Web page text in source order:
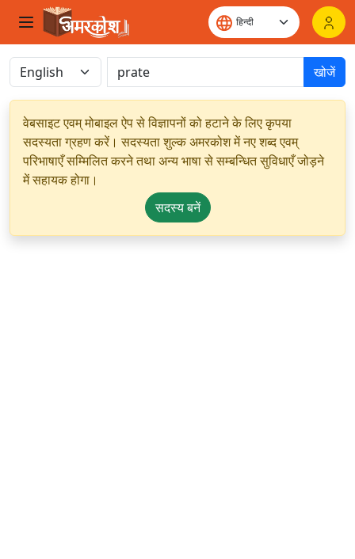
खोजें
वेबसाइट एवम् मोबाइल ऐप से विज्ञापनों को हटाने के लिए कृपया
सदस्यता ग्रहण करें। सदस्यता शुल्क अमरकोश में नए शब्द एवम्
परिभाषाएँ सम्मिलित करने तथा अन्य भाषा से सम्बन्धित सुविधाएँ जोड़ने
में सहायक होगा।
सदस्य बनें